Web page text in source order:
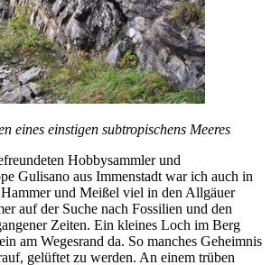
eines einstigen subtropischens Meeres
Hobbysammler und
Gulisano aus Immenstadt war ich auch in
und Meißel viel in den Allgäuer
auf der Suche nach Fossilien und den
Zeiten. Ein kleines Loch im Berg
am Wegesrand da. So manches Geheimnis
gelüftet zu werden. An einem trüben